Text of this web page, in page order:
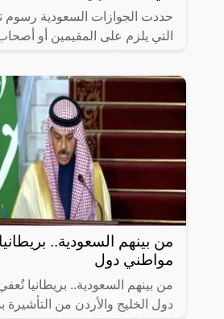
حددت الجوازات السعودية رسوم
التي يلزم على المقيمين أو
باختلاف مهنة هؤلاء الوافدين
من بينهم السعودية..
مواطني دول
من بينهم السعودية.. بريطانيا